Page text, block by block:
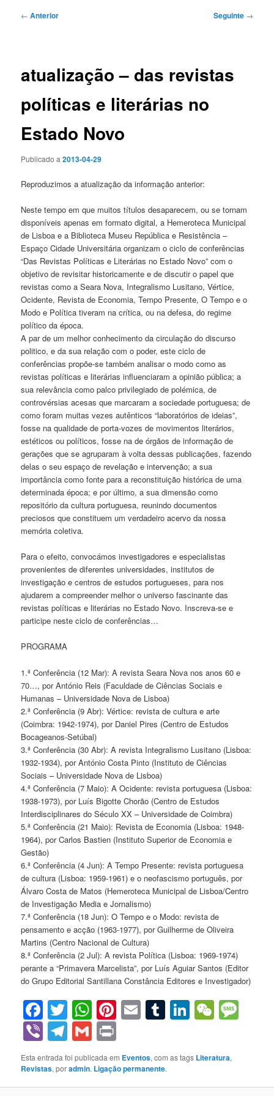
Navegação
← Anterior Seguinte →
atualização – das revistas
políticas e literárias no
Estado Novo
Publicado a2013-04-29
Reproduzimos a atualização da informação anterior:
Neste tempo em que muitos títulos desaparecem, ou se tornam
disponíveis apenas em formato digital, a Hemeroteca Municipal
de Lisboa e a Biblioteca Museu República e Resistência –
Espaço Cidade Universitária organizam o ciclo de conferências
“Das Revistas Políticas e Literárias no Estado Novo” com o
objetivo de revisitar historicamente e de discutir o papel que
revistas como a Seara Nova, Integralismo Lusitano, Vértice,
Ocidente, Revista de Economia, Tempo Presente, O Tempo e o
Modo e Política tiveram na crítica, ou na defesa, do regime
político da época.
A par de um melhor conhecimento da circulação do discurso
politico, e da sua relação com o poder, este ciclo de
conferências propõe-se também analisar o modo como as
revistas políticas e literárias influenciaram a opinião pública; a
sua relevância como palco privilegiado de polémica, de
controvérsias acesas que marcaram a sociedade portuguesa; de
como foram muitas vezes autênticos “laboratórios de ideias”,
fosse na qualidade de porta-vozes de movimentos literários,
estéticos ou políticos, fosse na de órgãos de informação de
gerações que se agruparam à volta dessas publicações, fazendo
delas o seu espaço de revelação e intervenção; a sua
importância como fonte para a reconstituição histórica de uma
determinada época; e por último, a sua dimensão como
repositório da cultura portuguesa, reunindo documentos
preciosos que constituem um verdadeiro acervo da nossa
memória coletiva.
Para o efeito, convocámos investigadores e especialistas
provenientes de diferentes universidades, institutos de
investigação e centros de estudos portugueses, para nos
ajudarem a compreender melhor o universo fascinante das
revistas políticas e literárias no Estado Novo. Inscreva-se e
participe neste ciclo de conferências…
PROGRAMA
1.ª Conferência (12 Mar): A revista Seara Nova nos anos 60 e
70…, por António Reis (Faculdade de Ciências Sociais e
Humanas – Universidade Nova de Lisboa)
2.ª Conferência (9 Abr): Vértice: revista de cultura e arte
(Coimbra: 1942-1974), por Daniel Pires (Centro de Estudos
Bocageanos-Setúbal)
3.ª Conferência (30 Abr): A revista Integralismo Lusitano (Lisboa:
1932-1934), por António Costa Pinto (Instituto de Ciências
Sociais – Universidade Nova de Lisboa)
4.ª Conferência (7 Maio): A Ocidente: revista portuguesa (Lisboa:
1938-1973), por Luís Bigotte Chorão (Centro de Estudos
Interdisciplinares do Século XX – Universidade de Coimbra)
5.ª Conferência (21 Maio): Revista de Economia (Lisboa: 1948-
1964), por Carlos Bastien (Instituto Superior de Economia e
Gestão)
6.ª Conferência (4 Jun): A Tempo Presente: revista portuguesa
de cultura (Lisboa: 1959-1961) e o neofascismo português, por
Álvaro Costa de Matos (Hemeroteca Municipal de Lisboa/Centro
de Investigação Media e Jornalismo)
7.ª Conferência (18 Jun): O Tempo e o Modo: revista de
pensamento e acção (1963-1977), por Guilherme de Oliveira
Martins (Centro Nacional de Cultura)
8.ª Conferência (2 Jul): A revista Política (Lisboa: 1969-1974)
perante a “Primavera Marcelista”, por Luís Aguiar Santos (Editor
do Grupo Editorial Santillana Constância Editores e Investigador)
Facebook
Twitter
WhatsApp
Pinterest
EmailTumblr
LinkedIn
ViberTelegram
Gmail
Esta entrada foi publicada em Eventos, com as tags Literatura,
Revistas, poradmin. Ligação permanente.